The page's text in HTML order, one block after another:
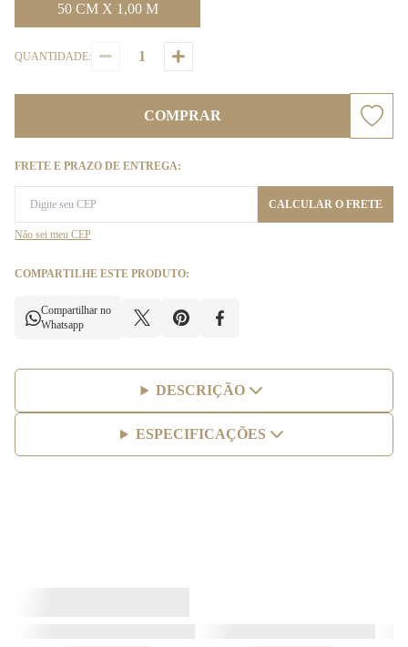
50 CM X 1,00 M
QUANTIDADE:
COMPRAR
FRETE E PRAZO DE ENTREGA:
CALCULAR O FRETE
Não sei meu CEP
COMPARTILHE ESTE PRODUTO:
Compartilhar no
Whatsapp
DESCRIÇÃO
ESPECIFICAÇÕES